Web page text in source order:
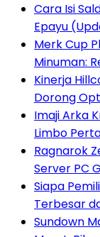
Cara Isi
Epayu
Merk Cup
Minuman:
Kinerja
Dorong
Imaji Arka
Limbo
Ragnarok
Server PC
Siapa
Terbesar
Sundown